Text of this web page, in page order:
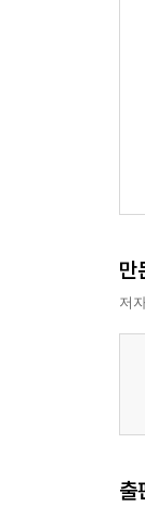
만
저
출